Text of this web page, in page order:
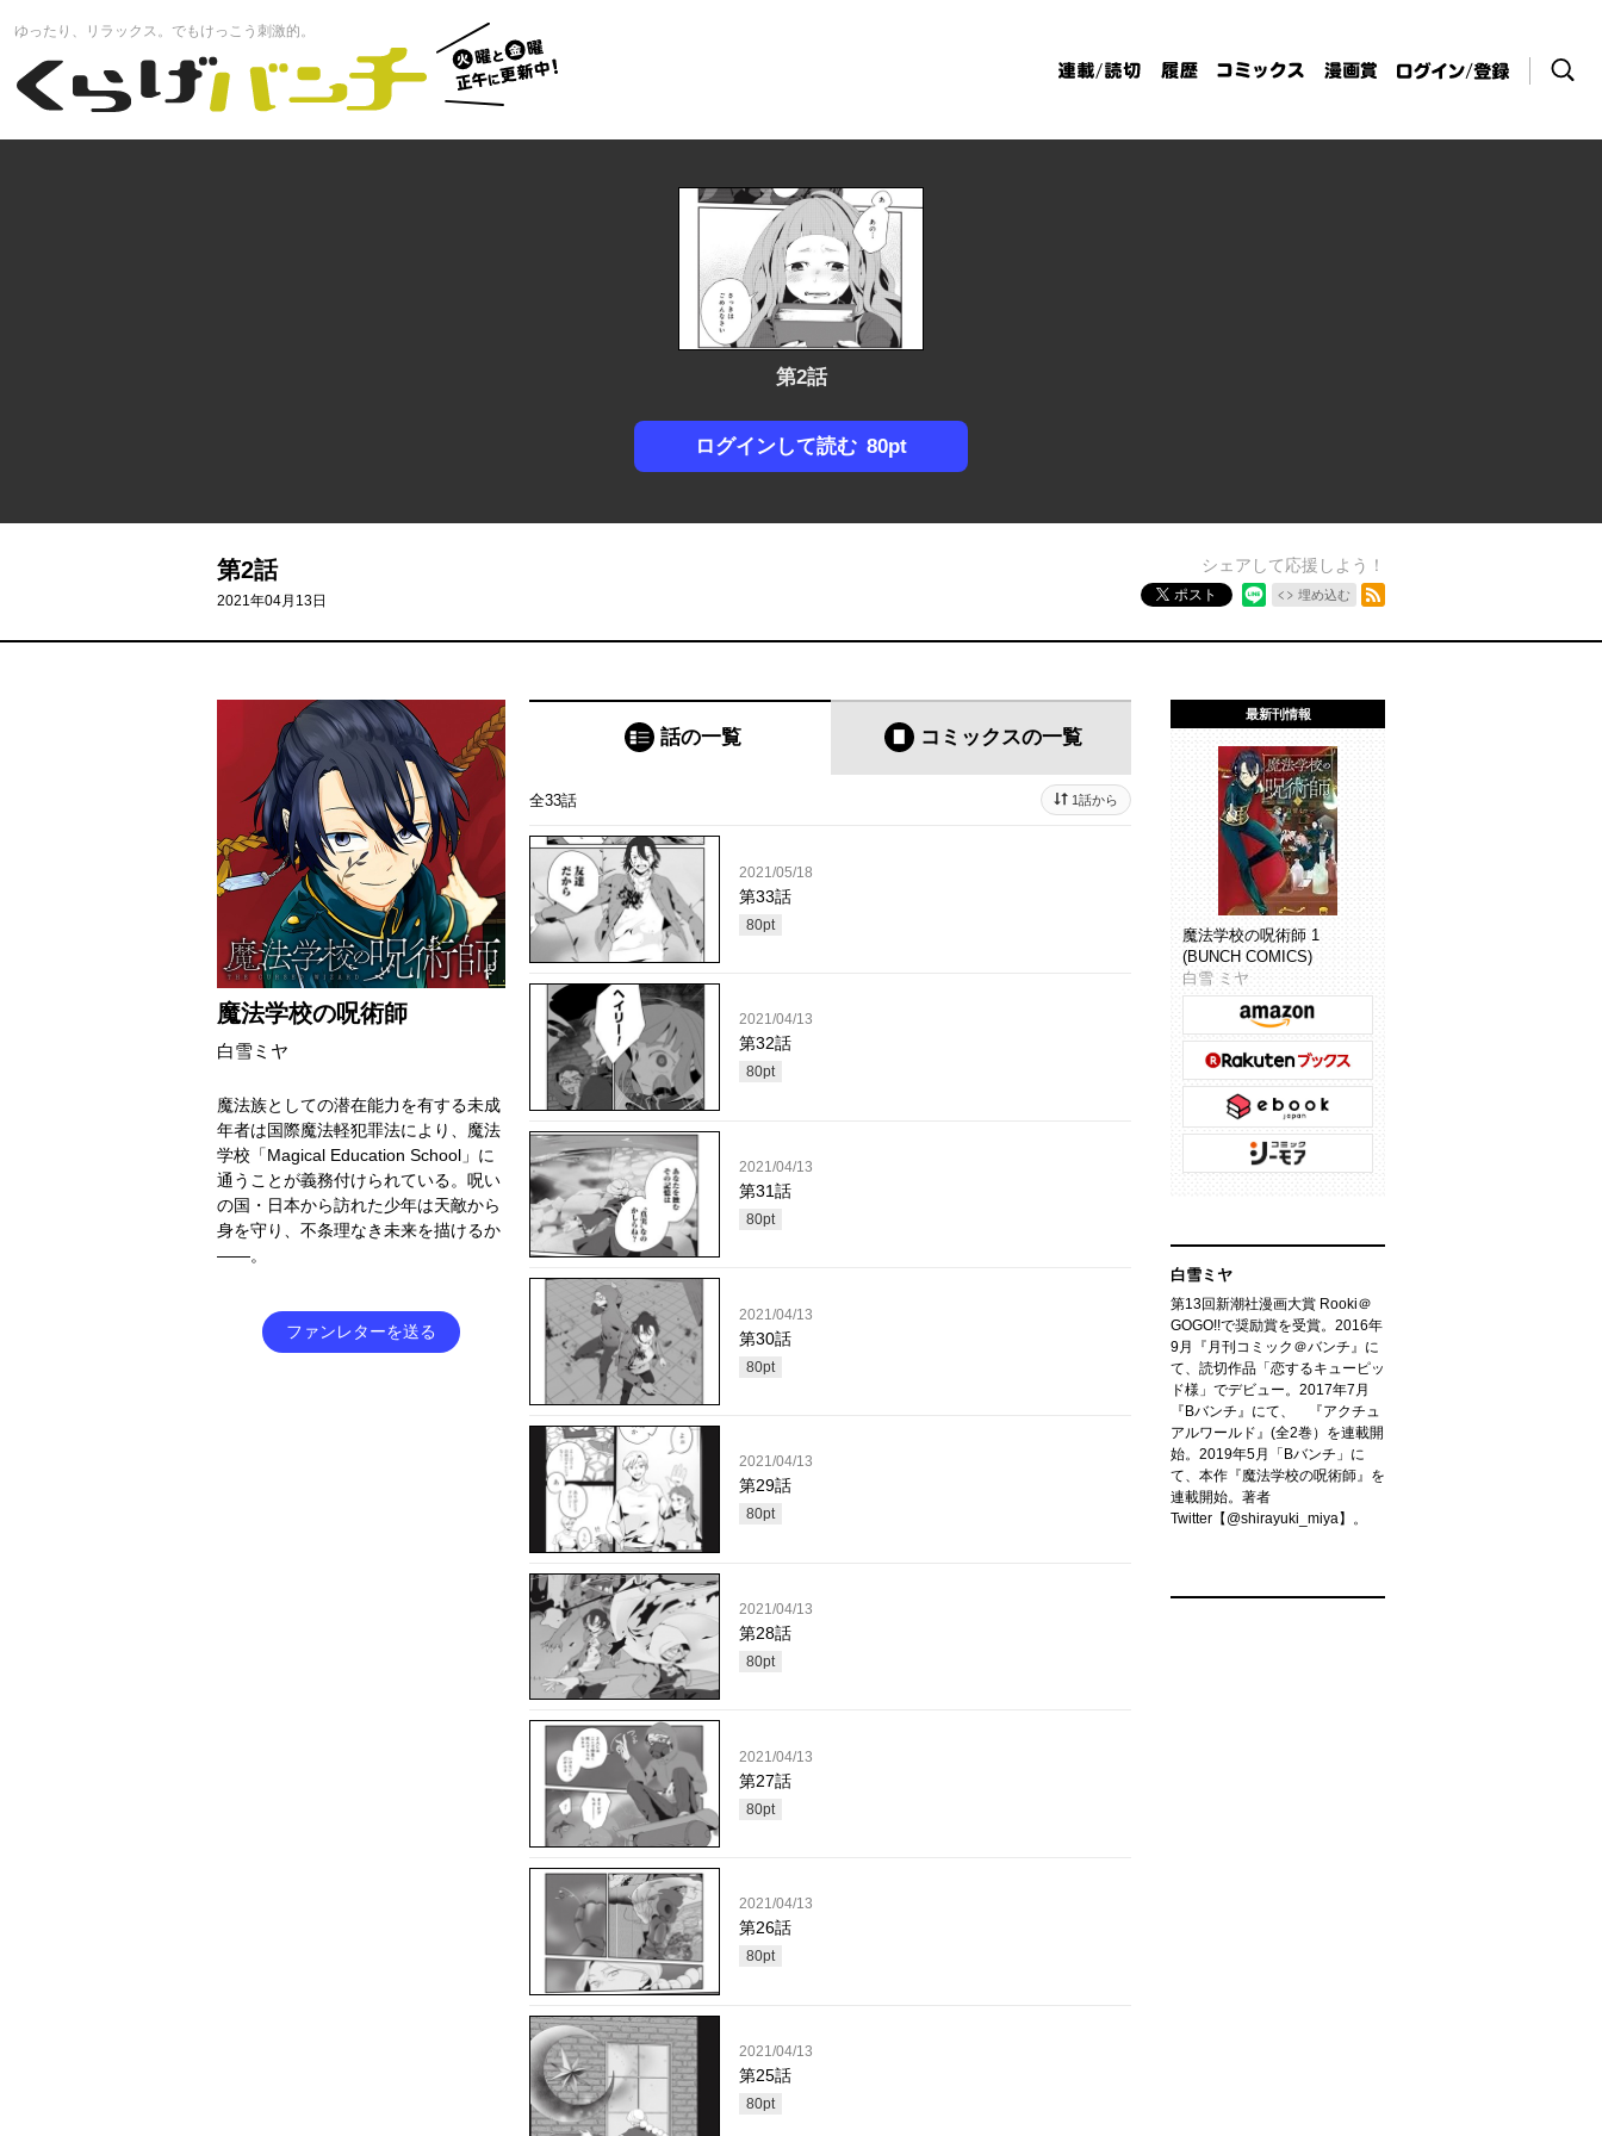
くらげバンチ
火曜と金
曜正午に
更新中！
ゆったり、リラックス。でもけっこう刺激的。
連載/読切 履歴 コミックス 漫画賞
ログイン / 登
録
検索
第2話
ログインして読む 80pt
第2話
2021年04月13日
シェアして応援しよう！
ポスト 埋め込む
魔法学校の呪術師
白雪ミヤ
魔法族としての潜在能力を有する未成
年者は国際魔法軽犯罪法により、魔法
学校「Magical Education School」に
通うことが義務付けられている。呪い
の国・日本から訪れた少年は天敵から
身を守り、不条理なき未来を描けるか
――。
ファンレターを送る
話の一覧 コミックスの一覧
全33話 1話から
2021/05/18
第33話
80pt
2021/04/13
第32話
80pt
2021/04/13
第31話
80pt
2021/04/13
第30話
80pt
2021/04/13
第29話
80pt
2021/04/13
第28話
80pt
2021/04/13
第27話
80pt
2021/04/13
第26話
80pt
2021/04/13
第25話
80pt
最新刊情報
魔法学校の呪術師 1
(BUNCH COMICS)
白雪 ミヤ
白雪ミヤ
第13回新潮社漫画大賞 Rooki＠
GOGO!!で奨励賞を受賞。2016年
9月『月刊コミック＠バンチ』に
て、読切作品「恋するキューピッ
ド様」でデビュー。2017年7月
『Bバンチ』にて、 『アクチュ
アルワールド』(全2巻）を連載開
始。2019年5月「Bバンチ」に
て、本作『魔法学校の呪術師』を
連載開始。著者
Twitter【@shirayuki_miya】。